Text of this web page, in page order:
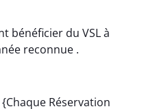
bénéficier du VSL à
reconnue .
Réservation